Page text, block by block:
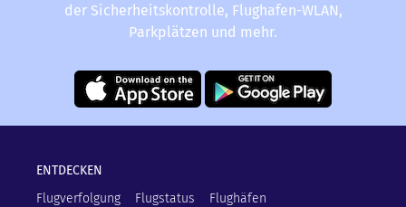
der Sicherheitskontrolle, Flughafen-WLAN,
Parkplätzen und mehr.
ENTDECKEN
Flugverfolgung
Flugstatus Flughäfen